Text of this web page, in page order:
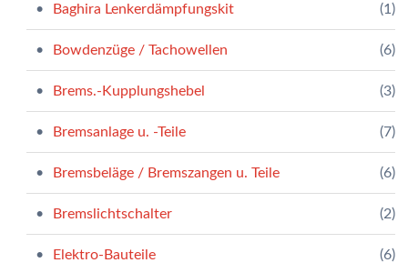
Baghira Lenkerdämpfungskit (1)
Bowdenzüge / Tachowellen (6)
Brems.-Kupplungshebel (3)
Bremsanlage u. -Teile (7)
Bremsbeläge / Bremszangen u. Teile (6)
Bremslichtschalter (2)
Elektro-Bauteile (6)